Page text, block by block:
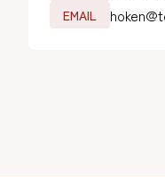
EMAIL